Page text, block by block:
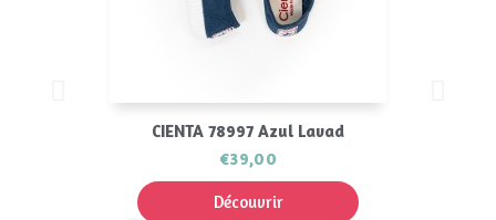
CIENTA 78997 Azul Lavad
€39,00
Découvrir